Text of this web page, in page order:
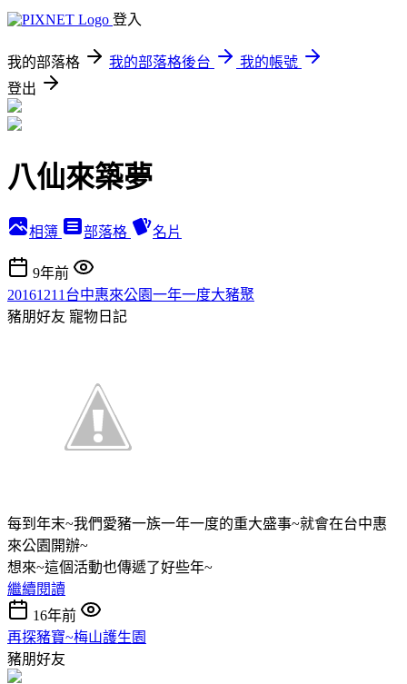
登入
我的部落格 我的部落格後台
我的帳號
登出
八仙來築夢
相簿 部落格 名片
9年前
20161211台中惠來公園一年一度大豬聚
豬朋好友 寵物日記
每到年末~我們愛豬一族一年一度的重大盛事~就會在台中惠
來公園開辦~
想來~這個活動也傳遞了好些年~
繼續閱讀
16年前
再探豬寶~梅山護生園
豬朋好友